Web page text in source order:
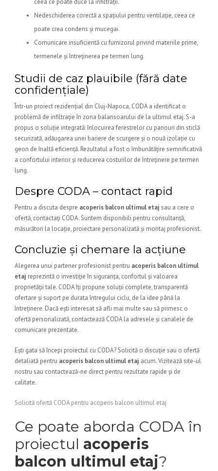
ceea ce poate duce la infiltrații.
Nedeschiderea corectă a spațiului pentru ventilație, ceea ce
poate crea condens și mucegai.
Comunicare insuficientă cu furnizorul privind materiile prime,
termenele și întreținerea pe termen lung.
Studii de caz plauibile (fără date
confidențiale)
Într-un proiect rezidențial din Cluj-Napoca, CODA a identificat o
problemă de infiltrație în zona balansoarului de la ultimul etaj. S-a
propus o soluție integrată: înlocuirea ferestrelor cu panouri din sticlă
securizată, adăugarea unei bariere de scurgere și o nouă izolație cu
geon de înaltă eficiență. Rezultatul a fost o îmbunătățire semnificativă
a confortului interior și reducerea costurilor de întreținere pe termen
lung.
Despre CODA – contact rapid
Pentru a discuta despre acoperis balcon ultimul etaj sau a cere o
ofertă, contactați CODA. Suntem disponibili pentru consultanță,
măsurători la locație, proiectare personalizată și montaj profesionist.
Concluzie și chemare la acțiune
Alegerea unui partener profesionist pentru acoperis balcon ultimul
etaj reprezintă o investiție în siguranța, confortul și valoarea
proprietății tale. CODA îți propune soluții complete, transparentă
ofertare și suport pe durata întregului ciclu, de la idee până la
întreținere. Dacă ești interesat să afli mai multe sau să primesc o
ofertă personalizată, contactează CODA la adresele și canalele de
comunicare prezentate.
Ești gata să începi proiectul cu CODA? Solicită o discuție sau o ofertă
detaliată pentru acoperis balcon ultimul etaj acum. Vizitează site-ul
nostru sau contactează-ne direct pentru rezultate rapide și de
calitate.
Solicită ofertă CODA pentru acoperis balcon ultimul etaj
Ce poate aborda CODA în
proiectul acoperis
balcon ultimul etaj?